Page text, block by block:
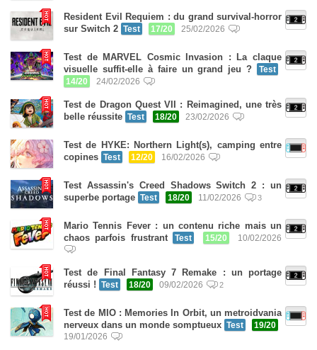
Resident Evil Requiem : du grand survival-horror
sur Switch 2 Test 17/20 25/02/2026
Test de MARVEL Cosmic Invasion : La claque
visuelle suffit-elle à faire un grand jeu ?
Test
14/20
24/02/2026
Test de Dragon Quest VII : Reimagined, une très
belle réussite Test 18/20 23/02/2026
Test de HYKE: Northern Light(s), camping entre
copines Test 12/20 16/02/2026
Test Assassin's Creed Shadows Switch 2 : un
superbe portage Test 18/20 11/02/2026 3
Mario Tennis Fever : un contenu riche mais un
chaos parfois frustrant
Test 15/20 10/02/2026
Test de Final Fantasy 7 Remake : un portage
réussi !
Test 18/20 09/02/2026 2
Test de MIO : Memories In Orbit, un metroidvania
nerveux dans un monde somptueux Test
19/20
19/01/2026